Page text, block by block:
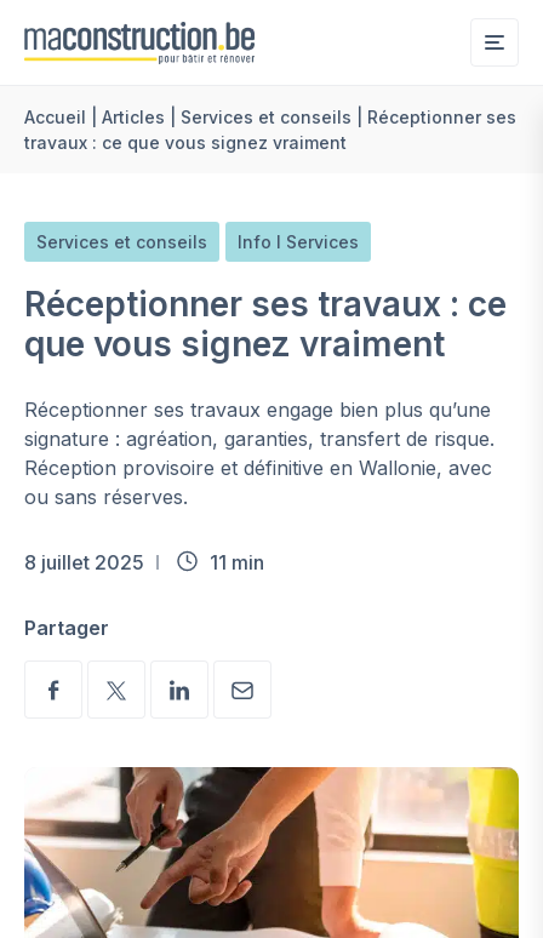
Accueil Articles Services et conseils
Réceptionner ses
travaux : ce que vous signez vraiment
Services et conseils Info l Services
Réceptionner ses travaux : ce
que vous signez vraiment
Réceptionner ses travaux engage bien plus qu’une
signature : agréation, garanties, transfert de risque.
Réception provisoire et définitive en Wallonie, avec
ou sans réserves.
8 juillet 2025 11 min
Partager